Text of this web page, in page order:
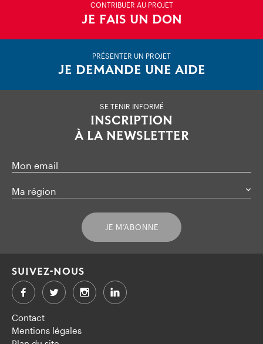
CONTRIBUER AU PROJET
JE FAIS UN DON
PRÉSENTER UN PROJET
JE DEMANDE UNE AIDE
SE TENIR INFORMÉ
INSCRIPTION
À LA NEWSLETTER
Mon email
Ma région
JE M’ABONNE
Contact
Mentions légales
SUIVEZ-NOUS
FacebookTwitter LinkedIn